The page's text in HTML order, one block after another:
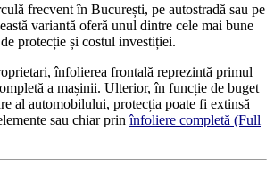
frecvent în București, pe autostradă sau pe
variantă oferă unul dintre cele mai bune
protecție și costul investiției.
înfolierea frontală reprezintă primul
a mașinii. Ulterior, în funcție de buget
al automobilului, protecția poate fi extinsă
sau chiar prinînfoliere completă (Full